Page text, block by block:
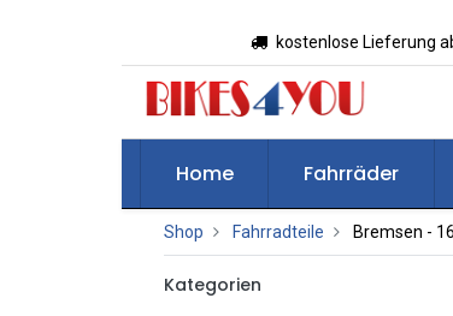
kostenlose Lieferung
Home Fahrräder
Shop Fahrradteile Bremsen -
Kategorien